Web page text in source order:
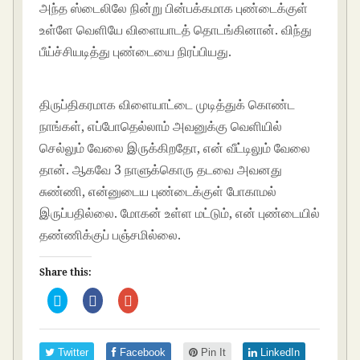
அந்த ஸ்டைலிலே நின்று பின்பக்கமாக புண்டைக்குள்
உள்ளே வெளியே விளையாடத் தொடங்கினான். விந்து
பீய்ச்சியடித்து புண்டையை நிரப்பியது.
திருப்திகரமாக விளையாட்டை முடித்துக் கொண்ட
நாங்கள், எப்போதெல்லாம் அவனுக்கு வெளியில்
செல்லும் வேலை இருக்கிறதோ, என் வீட்டிலும் வேலை
தான். ஆகவே 3 நாளுக்கொரு தடவை அவனது
சுண்ணி, என்னுடைய புண்டைக்குள் போகாமல்
இருப்பதில்லை. மோகன் உள்ள மட்டும், என் புண்டையில்
தண்ணிக்குப் பஞ்சமில்லை.
Share this:
C
l
c
t
o
C
l
c
C
l
c
t
o
Twitter Facebook Pin It LinkedIn